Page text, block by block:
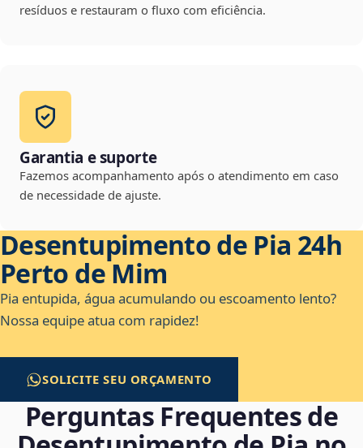
resíduos e restauram o fluxo com eficiência.
Garantia e suporte
Fazemos acompanhamento após o atendimento em caso
de necessidade de ajuste.
Desentupimento de Pia 24h
Perto de Mim
Pia entupida, água acumulando ou escoamento lento?
Nossa equipe atua com rapidez!
SOLICITE SEU ORÇAMENTO
Perguntas Frequentes de